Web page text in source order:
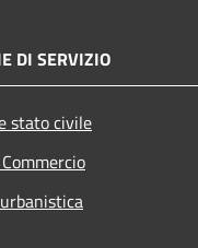
DI SERVIZIO
stato civile